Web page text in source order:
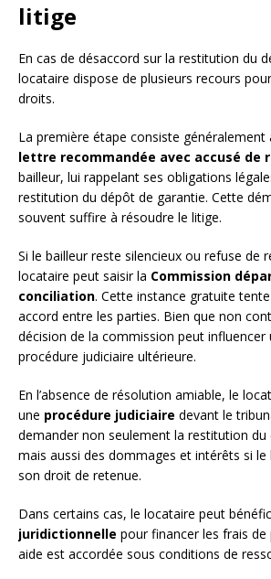
litige
En cas de désaccord sur la restitution du
locataire dispose de plusieurs recours
droits.
La première étape consiste généralement
lettre recommandée avec accusé de
bailleur, lui rappelant ses obligations
restitution du dépôt de garantie. Cette
souvent suffire à résoudre le litige.
Si le bailleur reste silencieux ou refuse de
locataire peut saisir la Commission
conciliation. Cette instance gratuite
accord entre les parties. Bien que non
décision de la commission peut influencer
procédure judiciaire ultérieure.
En l’absence de résolution amiable, le
une procédure judiciaire devant le
demander non seulement la restitution du
mais aussi des dommages et intérêts si le
son droit de retenue.
Dans certains cas, le locataire peut
juridictionnelle pour financer les frais de
aide est accordée sous conditions de